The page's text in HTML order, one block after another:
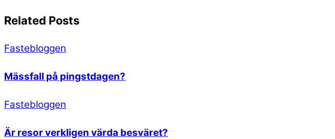
Related Posts
Fastebloggen
Mässfall på pingstdagen?
Fastebloggen
Är resor verkligen värda besväret?